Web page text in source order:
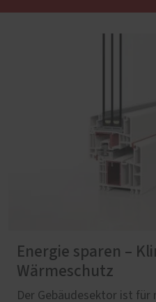
Energie sparen –
Wärmeschutz
Der Gebäudesektor ist